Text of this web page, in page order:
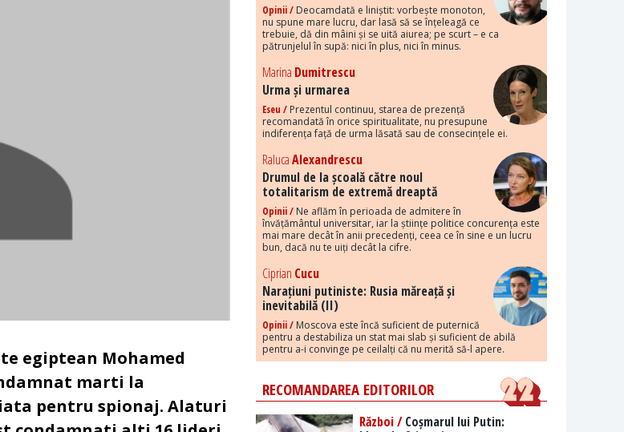
egiptean Mohamed
marti la
pentru spionaj. Alaturi
Opinii / Deocamdată e liniștit: vorbește monoton,
nu spune mare lucru, dar lasă să se înțeleagă ce
trebuie, dă din mâini și se uită aiurea; pe scurt – e ca
pătrunjelul în supă: nici în plus, nici în minus.
Marina Dumitrescu
Urma și urmarea
Eseu / Prezentul continuu, starea de prezență
recomandată în orice spiritualitate, nu presupune
indiferența față de urma lăsată sau de consecințele ei.
RalucaAlexandrescu
Drumul de la școală către noul
totalitarism de extremă dreaptă
Opinii / Ne aflăm în perioada de admitere în
învățământul universitar, iar la științe politice concurența este
mai mare decât în anii precedenți, ceea ce în sine e un lucru
bun, dacă nu te uiți decât la cifre.
Ciprian Cucu
Narațiuni putiniste: Rusia măreață și
inevitabilă (II)
Opinii / Moscova este încă suficient de puternică
pentru a destabiliza un stat mai slab și suficient de abilă
pentru a-i convinge pe ceilalți că nu merită să-l apere.
RECOMANDAREA EDITORILOR
Război /Coșmarul lui Putin: